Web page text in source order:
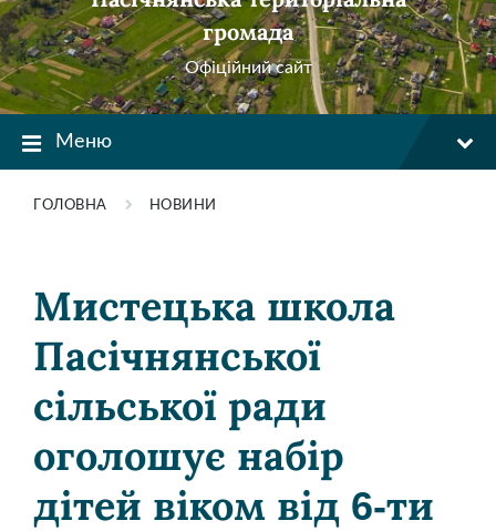
громада
Офіційний сайт
Меню
ГОЛОВНА НОВИНИ
Мистецька школа
Пасічнянської
сільської ради
оголошує набір
дітей віком від 6-ти